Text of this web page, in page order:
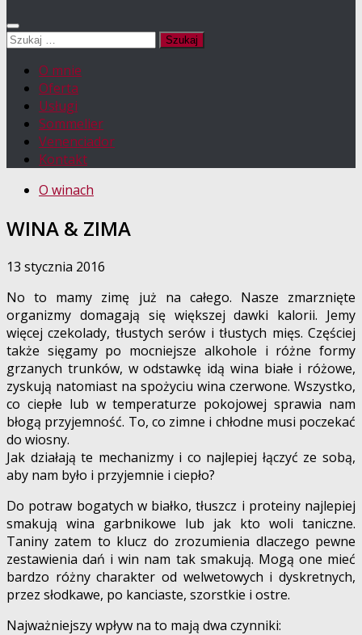
Szukaj:
O mnie
Oferta
Usługi
Sommelier
Venenciador
Kontakt
O winach
WINA & ZIMA
13 stycznia 2016
No to mamy zimę już na całego. Nasze zmarznięte
organizmy domagają się większej dawki kalorii. Jemy
więcej czekolady, tłustych serów i tłustych mięs. Częściej
także sięgamy po mocniejsze alkohole i różne formy
grzanych trunków, w odstawkę idą wina białe i różowe,
zyskują natomiast na spożyciu wina czerwone. Wszystko,
co ciepłe lub w temperaturze pokojowej sprawia nam
błogą przyjemność. To, co zimne i chłodne musi poczekać
do wiosny.
Jak działają te mechanizmy i co najlepiej łączyć ze sobą,
aby nam było i przyjemnie i ciepło?
Do potraw bogatych w białko, tłuszcz i proteiny najlepiej
smakują wina garbnikowe lub jak kto woli taniczne.
Taniny zatem to klucz do zrozumienia dlaczego pewne
zestawienia dań i win nam tak smakują. Mogą one mieć
bardzo różny charakter od welwetowych i dyskretnych,
przez słodkawe, po kanciaste, szorstkie i ostre.
Najważniejszy wpływ na to mają dwa czynniki: